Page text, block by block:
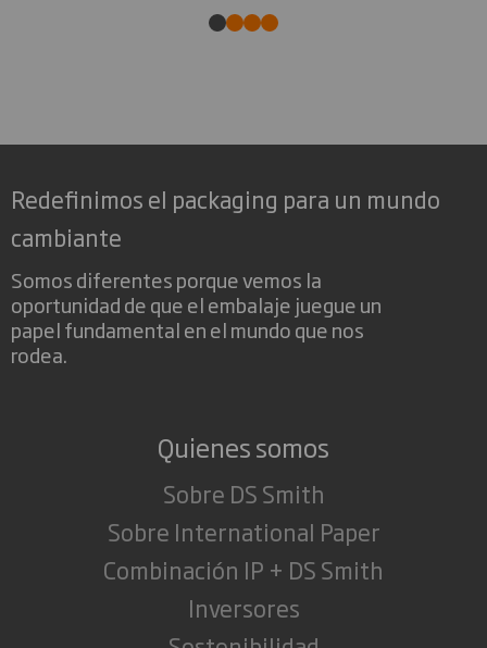
Redefinimos el packaging para un mundo
cambiante
Somos diferentes porque vemos la
oportunidad de que el embalaje juegue un
papel fundamental en el mundo que nos
rodea.
Quienes somos
Sobre DS Smith
Sobre International Paper
Combinación IP + DS Smith
Inversores